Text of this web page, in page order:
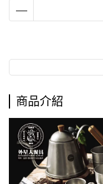
商品介紹